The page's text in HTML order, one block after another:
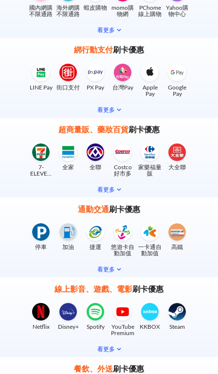
國內網購
不限通路
海外網購
不限通路
蝦皮購物
momo購
物網
PChome
線上購物
Yahoo購
物中心
看更多
綁行動支付刷卡優惠
LINE Pay 街口支付 PX Pay 台灣Pay
Apple
Pay
Google
Pay
看更多
超商量販、藥妝百貨刷卡優惠
7-
ELEVEN
全家 全聯
Costco
好市多
家樂福量
販
大全聯
看更多
通勤交通刷卡優惠
停車 加油 捷運
悠遊卡自
動加值
一卡通自
動加值
高鐵
看更多
線上影音、遊戲、電影刷卡優惠
Netflix Disney+ Spotify
YouTube
Premium
KKBOX Steam
看更多
餐飲、外送刷卡優惠